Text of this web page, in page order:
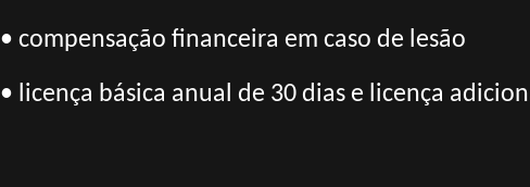
• compensação financeira em caso de lesão
• licença básica anual de 30 dias e licença